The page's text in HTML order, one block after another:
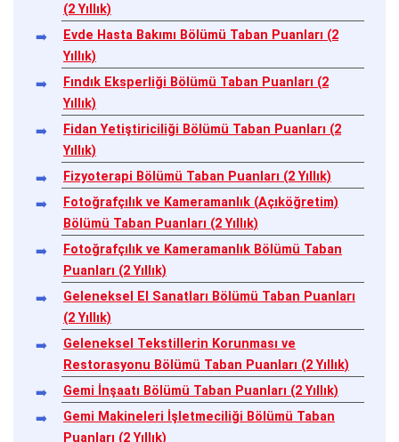
(2 Yıllık)
Evde Hasta Bakımı Bölümü Taban Puanları (2
Yıllık)
Fındık Eksperliği Bölümü Taban Puanları (2
Yıllık)
Fidan Yetiştiriciliği Bölümü Taban Puanları (2
Yıllık)
Fizyoterapi Bölümü Taban Puanları (2 Yıllık)
Fotoğrafçılık ve Kameramanlık (Açıköğretim)
Bölümü Taban Puanları (2 Yıllık)
Fotoğrafçılık ve Kameramanlık Bölümü Taban
Puanları (2 Yıllık)
Geleneksel El Sanatları Bölümü Taban Puanları
(2 Yıllık)
Geleneksel Tekstillerin Korunması ve
Restorasyonu Bölümü Taban Puanları (2 Yıllık)
Gemi İnşaatı Bölümü Taban Puanları (2 Yıllık)
Gemi Makineleri İşletmeciliği Bölümü Taban
Puanları (2 Yıllık)